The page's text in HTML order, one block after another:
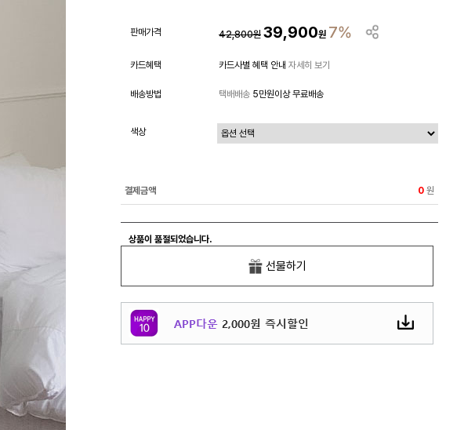
판매가격 42,800원 39,900원 7%
카드혜택 카드사별 혜택 안내 자세히 보기
배송방법 택배배송 5만원이상 무료배송
색상
결제금액 0 원
상품이 품절되었습니다.
선물하기